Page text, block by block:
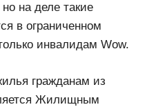
на деле такие
в ограниченном
инвалидам Wow.
гражданам из
Жилищным